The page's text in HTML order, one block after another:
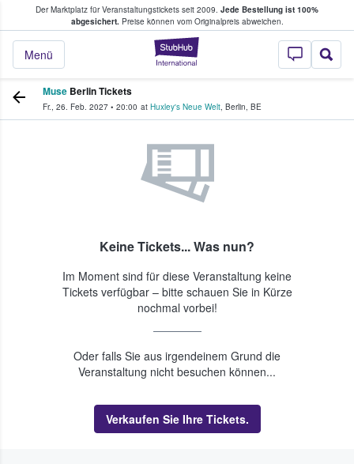
Der Marktplatz für Veranstaltungstickets seit 2009. Jede Bestellung ist 100%
abgesichert.Preise können vom Originalpreis abweichen.
StubHub - Wo
Menü
Tickets kaufen & verkaufen
Muse Berlin Tickets
Fr., 26. Feb. 2027 • 20:00 at Huxley's Neue Welt, Berlin, BE
Keine Tickets... Was nun?
Im Moment sind für diese Veranstaltung keine
Tickets verfügbar – bitte schauen Sie in Kürze
nochmal vorbei!
Oder falls Sie aus irgendeinem Grund die
Veranstaltung nicht besuchen können...
Verkaufen Sie Ihre Tickets.